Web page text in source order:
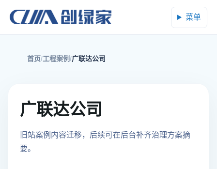
菜单
首页 工程案例 广联达公司
广联达公司
旧站案例内容迁移，后续可在后台补齐治理方案摘
要。